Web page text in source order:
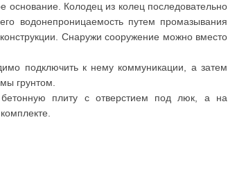
основание. Колодец из колец последовательно
водонепроницаемость путем промазывания
Снаружи сооружение можно вместо
подключить к нему коммуникации, а затем
грунтом.
бетонную плиту с отверстием под люк, а на